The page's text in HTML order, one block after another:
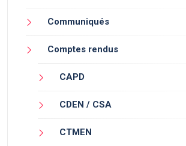
Communiqués
Comptes rendus
CAPD
CDEN / CSA
CTMEN